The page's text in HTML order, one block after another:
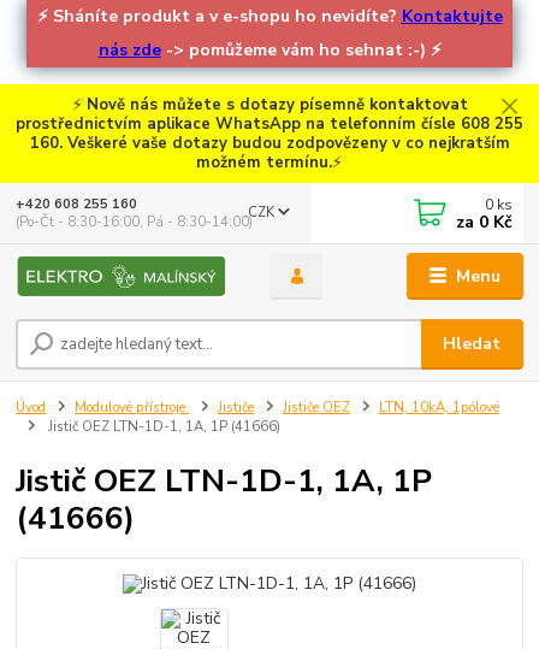
⚡ Sháníte produkt a v e-shopu ho nevidíte? Kontaktujte
nás zde-> pomůžeme vám ho sehnat :-) ⚡
⚡ Nově nás můžete s dotazy písemně kontaktovat
prostřednictvím aplikace WhatsApp na telefonním čísle 608 255
160. Veškeré vaše dotazy budou zodpovězeny v co nejkratším
možném termínu.⚡
Menu
CZK
Hledat
+420 608 255 160
(Po-Čt - 8:30-16:00, Pá - 8:30-14:00)
0 ks
za 0 Kč
Úvod Modulové přístroje Jističe Jističe OEZ
LTN, 10kA, 1pólové
Jistič OEZ LTN-1D-1, 1A, 1P (41666)
Jistič OEZ LTN-1D-1, 1A, 1P
(41666)